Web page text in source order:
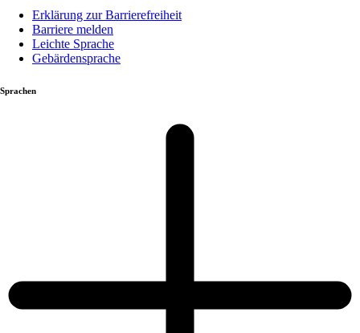
Erklärung zur Barrierefreiheit
Barriere melden
Leichte Sprache
Gebärdensprache
Sprachen